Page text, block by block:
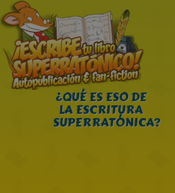
¿QUÉ ES ESO DE
LA ESCRITURA
SUPERRATÓNICA?